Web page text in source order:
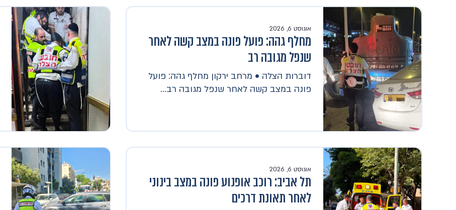
אוגוסט 6, 2026
מחלף גהה: פועל פונה במצב קשה לאחר
שנפל מגובה רב
דוברות הצלה • מרחב ירקון מחלף גהה: פועל
פונה במצב קשה לאחר שנפל מגובה רב...
אוגוסט 6, 2026
תל אביב: רוכב אופנוע פונה במצב בינוני
לאחר תאונת דרכים